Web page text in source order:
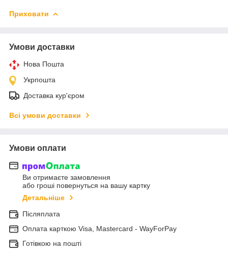
Приховати
Умови доставки
Нова Пошта
Укрпошта
Доставка кур'єром
Всі умови доставки
Умови оплати
Ви отримаєте замовлення
або гроші повернуться на вашу картку
Детальніше
Післяплата
Оплата карткою Visa, Mastercard - WayForPay
Готівкою на пошті